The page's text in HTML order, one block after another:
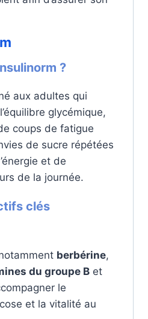
?
aux adultes qui
glycémique,
coups de fatigue
de sucre répétées
et de
de la journée.
clés
berbérine,
du groupe B et
le
et la vitalité au